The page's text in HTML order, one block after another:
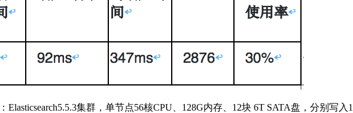
集群，单节点56核CPU、128G内存、12块 6T SATA盘，分别写